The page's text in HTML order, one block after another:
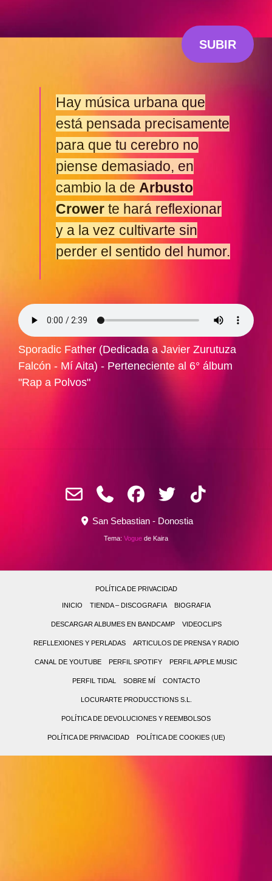
SUBIR
Hay música urbana que
está pensada precisamente
para que tu cerebro no
piense demasiado, en
cambio la deArbusto
Crower te hará reflexionar
y a la vez cultivarte sin
perder el sentido del humor.
Sporadic Father (Dedicada a Javier Zurutuza
Falcón - Mí Aita) - Perteneciente al 6° álbum
"Rap a Polvos"
San Sebastian - Donostia
Tema: Vogue de Kaira
POLÍTICA DE PRIVACIDAD
INICIO TIENDA – DISCOGRAFIA BIOGRAFIA
DESCARGAR ALBUMES EN BANDCAMP VIDEOCLIPS
REFLLEXIONES Y PERLADAS ARTICULOS DE PRENSA Y RADIO
CANAL DE YOUTUBE PERFIL SPOTIFY PERFIL APPLE MUSIC
PERFIL TIDAL SOBRE MÍ CONTACTO
LOCURARTE PRODUCCTIONS S.L.
POLÍTICA DE DEVOLUCIONES Y REEMBOLSOS
POLÍTICA DE PRIVACIDAD POLÍTICA DE COOKIES (UE)